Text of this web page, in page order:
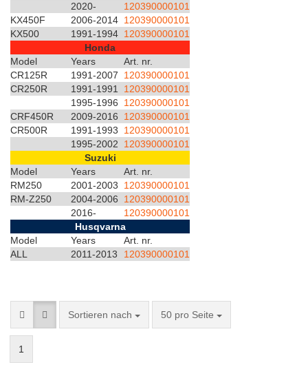
2020-
120390000101
KX450F
2006-2014 120390000101
KX500
1991-1994 120390000101
Honda
Model
Years
Art. nr.
CR125R
1991-2007
120390000101
CR250R
1991-1991 120390000101
1995-1996 120390000101
CRF450R
2009-2016 120390000101
CR500R
1991-1993 120390000101
1995-2002 120390000101
Suzuki
Model
Years
Art. nr.
RM250
2001-2003
120390000101
RM-Z250
2004-2006
120390000101
2016-
120390000101
Husqvarna
Model
Years
Art. nr.
ALL
2011-2013 120390000101
Sortieren nach 50 pro Seite
1